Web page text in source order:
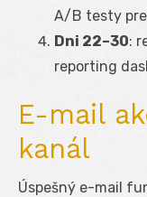
A/B testy
Dni 22–30:
reporting
E-mail
kanál
Úspešný e-mail